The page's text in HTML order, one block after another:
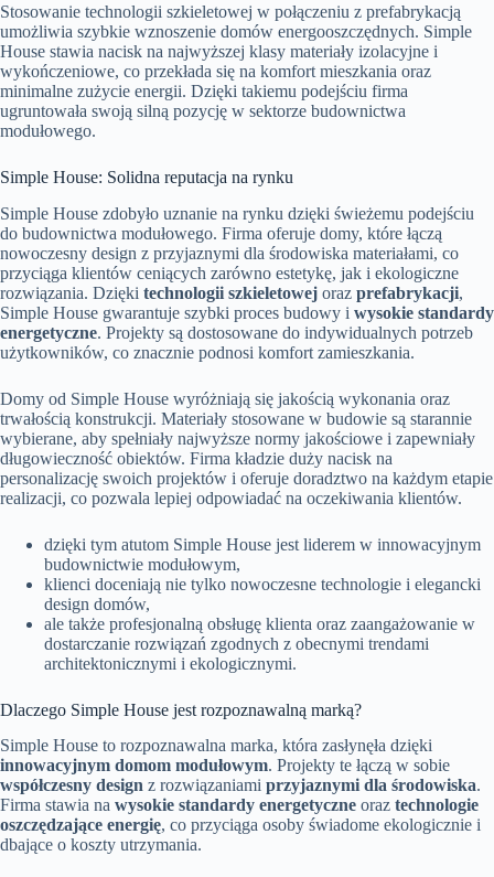
Stosowanie technologii szkieletowej w połączeniu z prefabrykacją
umożliwia szybkie wznoszenie domów energooszczędnych. Simple
House stawia nacisk na najwyższej klasy materiały izolacyjne i
wykończeniowe, co przekłada się na komfort mieszkania oraz
minimalne zużycie energii. Dzięki takiemu podejściu firma
ugruntowała swoją silną pozycję w sektorze budownictwa
modułowego.
Simple House: Solidna reputacja na rynku
Simple House zdobyło uznanie na rynku dzięki świeżemu podejściu
do budownictwa modułowego. Firma oferuje domy, które łączą
nowoczesny design z przyjaznymi dla środowiska materiałami, co
przyciąga klientów ceniących zarówno estetykę, jak i ekologiczne
rozwiązania. Dzięki technologii szkieletowej oraz prefabrykacji,
Simple House gwarantuje szybki proces budowy i wysokie standardy
energetyczne. Projekty są dostosowane do indywidualnych potrzeb
użytkowników, co znacznie podnosi komfort zamieszkania.
Domy od Simple House wyróżniają się jakością wykonania oraz
trwałością konstrukcji. Materiały stosowane w budowie są starannie
wybierane, aby spełniały najwyższe normy jakościowe i zapewniały
długowieczność obiektów. Firma kładzie duży nacisk na
personalizację swoich projektów i oferuje doradztwo na każdym etapie
realizacji, co pozwala lepiej odpowiadać na oczekiwania klientów.
dzięki tym atutom Simple House jest liderem w innowacyjnym
budownictwie modułowym,
klienci doceniają nie tylko nowoczesne technologie i elegancki
design domów,
ale także profesjonalną obsługę klienta oraz zaangażowanie w
dostarczanie rozwiązań zgodnych z obecnymi trendami
architektonicznymi i ekologicznymi.
Dlaczego Simple House jest rozpoznawalną marką?
Simple House to rozpoznawalna marka, która zasłynęła dzięki
innowacyjnym domom modułowym. Projekty te łączą w sobie
współczesny design z rozwiązaniami przyjaznymi dla środowiska.
Firma stawia na wysokie standardy energetyczne oraz technologie
oszczędzające energię, co przyciąga osoby świadome ekologicznie i
dbające o koszty utrzymania.